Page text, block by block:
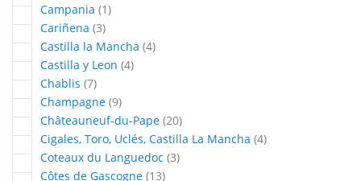
Campania 1article
Cariñena 3articles
Castilla la Mancha 4articles
Castilla y Leon 4articles
Chablis 7articles
Champagne 9articles
Châteauneuf-du-Pape 20articles
Cigales, Toro, Uclés, Castilla La Mancha 4articles
Coteaux du Languedoc 3articles
Côtes de Gascogne 13articles